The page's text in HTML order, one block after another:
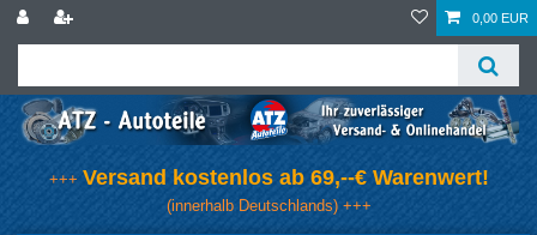
0,00 EUR
+++ Versand kostenlos ab 69,--€ Warenwert!
(innerhalb Deutschlands) +++